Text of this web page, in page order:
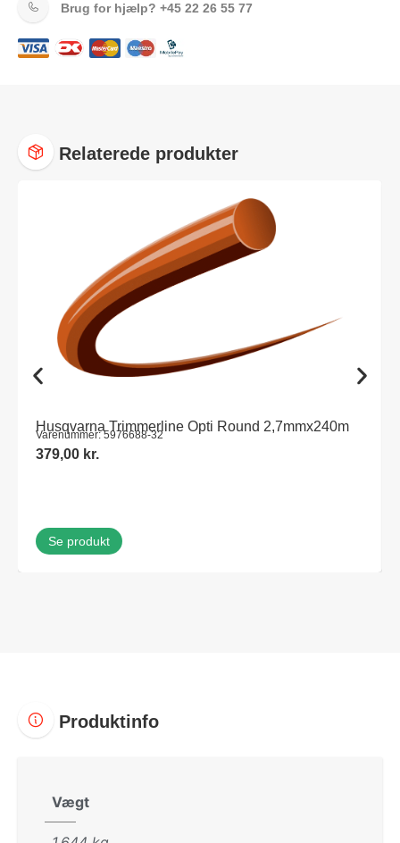
Brug for hjælp? +45 22 26 55 77
Relaterede produkter
Husqvarna Trimmerline Opti Round 2,7mmx240m
Varenummer: 5976688-32
379,00 kr.
Se produkt
Produktinfo
Vægt